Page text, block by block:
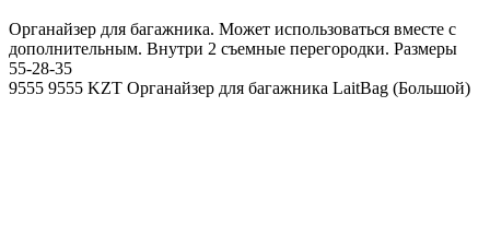
Органайзер для багажника. Может использоваться вместе с
дополнительным. Внутри 2 съемные перегородки. Размеры
55-28-35
9555 9555 KZT Органайзер для багажника LaitBag (Большой)